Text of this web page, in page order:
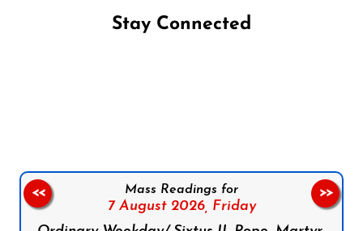
Stay Connected
Mass Readings for
7 August 2026, Friday
<< >>